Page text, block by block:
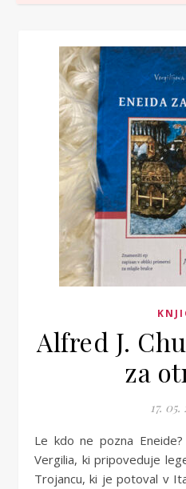
Alfred J.
za
17. 05.
Le kdo ne pozna Eneide? Je ep rimskega pesnika
Vergilia, ki pripoveduje
Trojancu, ki je potoval v